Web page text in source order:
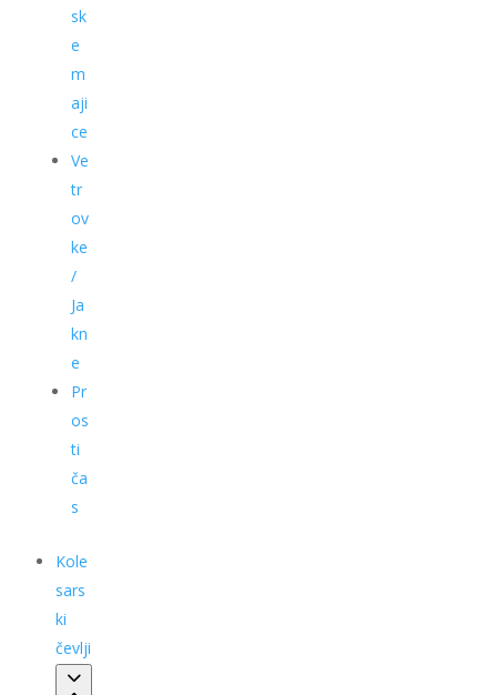
sk
e
m
aji
ce
Ve
tr
ov
ke
/
Ja
kn
e
Pr
os
ti
ča
s
Kole
sars
ki
čevlji